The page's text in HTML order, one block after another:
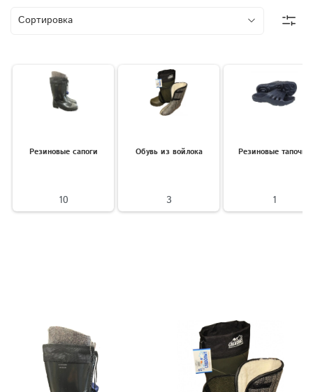
Резиновые сапоги
10
Обувь из войлока
3
Резиновые тапочки
1